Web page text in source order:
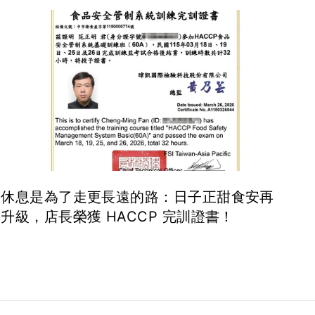
休息是為了走更長遠的路：日子正甜食安再
升級，店長榮獲 HACCP 完訓證書！